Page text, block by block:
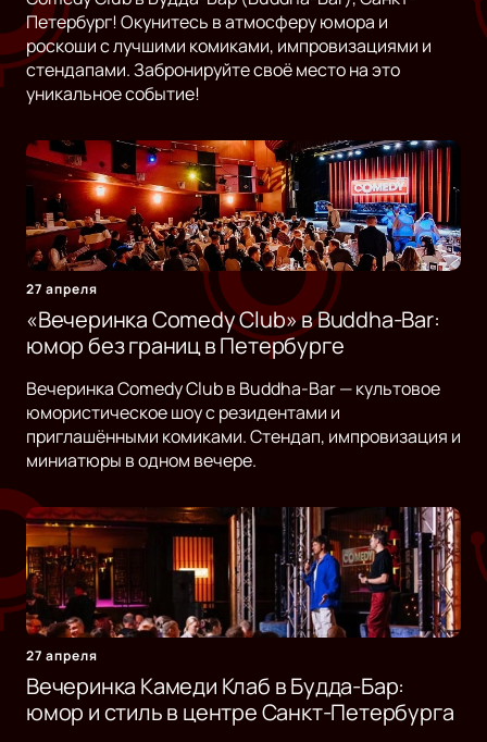
Петербург! Окунитесь в атмосферу юмора и
роскоши с лучшими комиками, импровизациями и
стендапами. Забронируйте своё место на это
уникальное событие!
27 апреля
«Вечеринка Comedy Club» в Buddha-Bar:
юмор без границ в Петербурге
Вечеринка Comedy Club в Buddha-Bar — культовое
юмористическое шоу с резидентами и
приглашёнными комиками. Стендап, импровизация и
миниатюры в одном вечере.
27 апреля
Вечеринка Камеди Клаб в Будда-Бар:
юмор и стиль в центре Санкт-Петербурга